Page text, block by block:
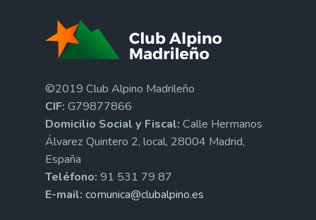
©2019 Club Alpino Madrileño
CIF: G79877866
Domicilio Social y Fiscal: Calle Hermanos
Álvarez Quintero 2, local, 28004 Madrid,
España
Teléfono: 91 531 79 87
E-mail: comunica@clubalpino.es